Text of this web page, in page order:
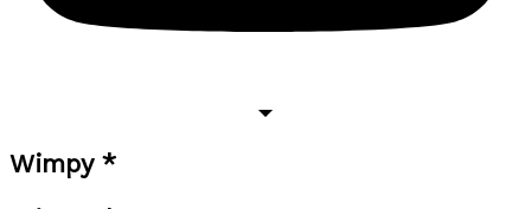
Wimpy *